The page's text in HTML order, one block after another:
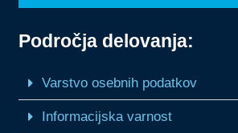
Področja delovanja:
Varstvo osebnih podatkov
Informacijska varnost